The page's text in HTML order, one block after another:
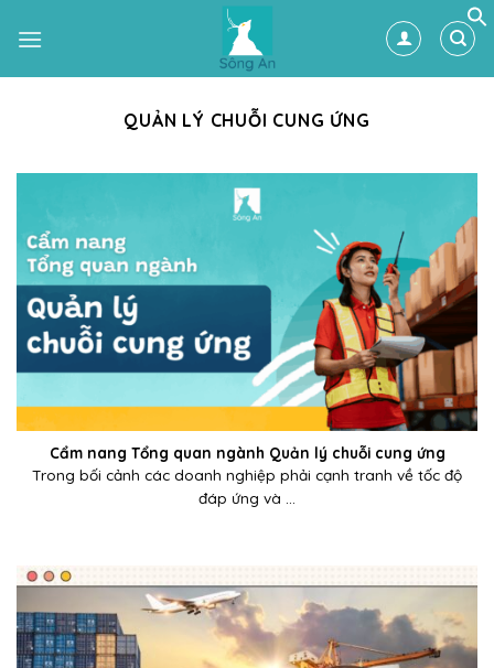
QUẢN LÝ CHUỖI CUNG ỨNG
Cẩm nang Tổng quan ngành Quản lý chuỗi cung ứng
Trong bối cảnh các doanh nghiệp phải cạnh tranh về tốc độ
đáp ứng và ...